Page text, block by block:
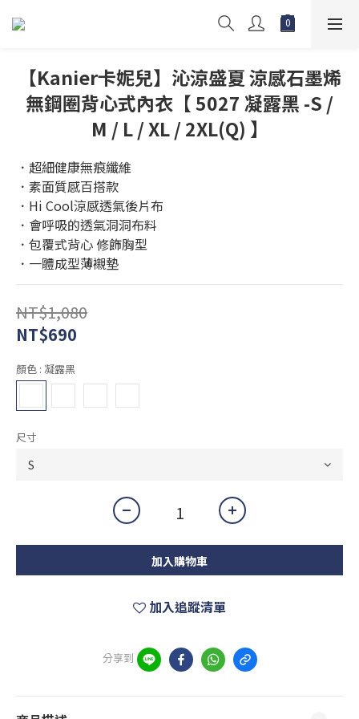
【Kanier卡妮兒】沁涼盛夏 涼感石墨烯
無鋼圈背心式內衣【 5027 凝露黑 -S /
M / L / XL / 2XL(Q) 】
．超細健康無痕纖維
．素面質感百搭款
．Hi Cool涼感透氣後片布
．會呼吸的透氣洞洞布料
．包覆式背心 修飾胸型
．一體成型薄襯墊
NT$1,080
NT$690
顏色 : 凝露黑
尺寸
加入購物車
加入追蹤清單
分享到